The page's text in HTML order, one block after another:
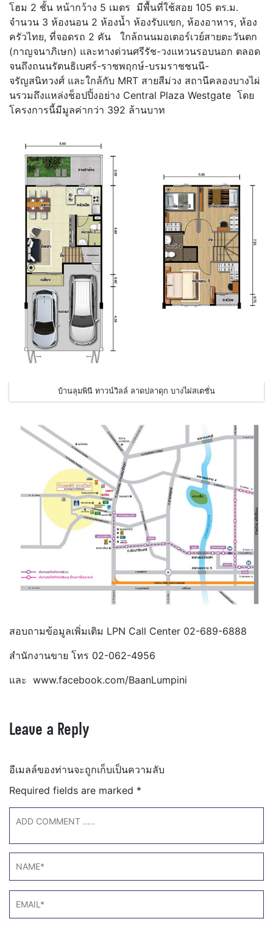
โฮม 2 ชั้น หน้ากว้าง 5 เมตร มีพื้นที่ใช้สอย 105 ตร.ม.
จำนวน 3 ห้องนอน 2 ห้องน้ำ ห้องรับแขก, ห้องอาหาร, ห้อง
ครัวไทย, ที่จอดรถ 2 คัน ใกล้ถนนมอเตอร์เวย์สายตะวันตก
(กาญจนาภิเษก) และทางด่วนศรีรัช-วงแหวนรอบนอก ตลอด
จนถึงถนนรัตนธิเบศร์-ราชพฤกษ์-บรมราชชนนี-
จรัญสนิทวงศ์ และใกล้กับ MRT สายสีม่วง สถานีคลองบางไผ่
นรวมถึงแหล่งช็อปปิ้งอย่าง Central Plaza Westgate โดย
โครงการนี้มีมูลค่ากว่า 392 ล้านบาท
บ้านลุมพินี ทาวน์วิลล์ ลาดปลาดุก บางไผ่สเตชั่น
สอบถามข้อมูลเพิ่มเติม LPN Call Center 02-689-6888
สำนักงานขาย โทร 02-062-4956
และ www.facebook.com/BaanLumpini
Leave a Reply
อีเมลล์ของท่านจะถูกเก็บเป็นความลับ
Required fields are marked *